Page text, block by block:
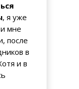
, я уже
мне
после
в
и в